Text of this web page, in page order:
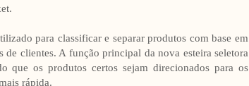
para classificar e separar produtos com base em
clientes. A função principal da nova esteira seletora
os produtos certos sejam direcionados para os
rápida.